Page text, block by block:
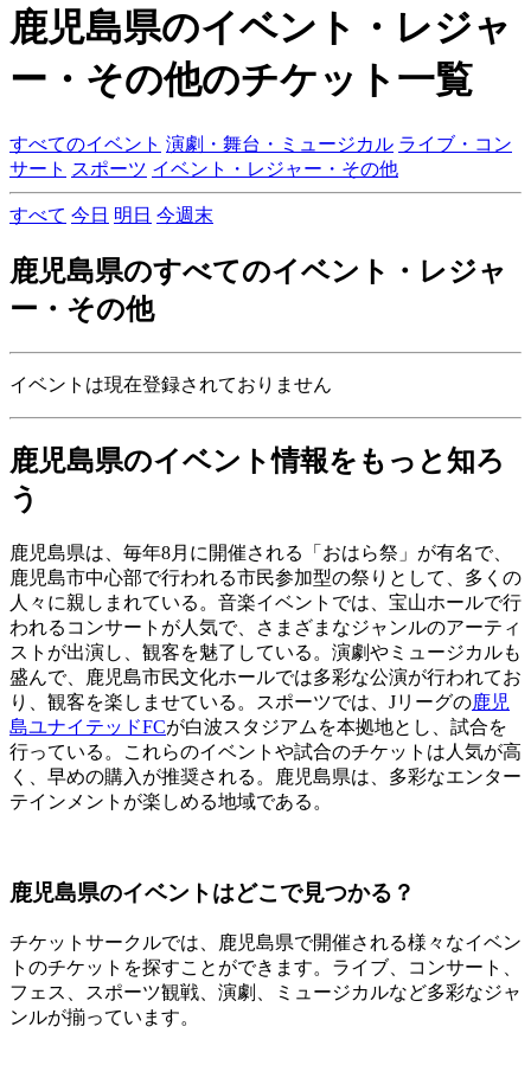
鹿児島県のイベント・レジャ
ー・その他のチケット一覧
すべてのイベント 演劇・舞台・ミュージカル ライブ・コン
サート スポーツ イベント・レジャー・その他
すべて 今日 明日 今週末
鹿児島県のすべてのイベント・レジャ
ー・その他
イベントは現在登録されておりません
鹿児島県のイベント情報をもっと知ろ
う
鹿児島県は、毎年8月に開催される「おはら祭」が有名で、
鹿児島市中心部で行われる市民参加型の祭りとして、多くの
人々に親しまれている。音楽イベントでは、宝山ホールで行
われるコンサートが人気で、さまざまなジャンルのアーティ
ストが出演し、観客を魅了している。演劇やミュージカルも
盛んで、鹿児島市民文化ホールでは多彩な公演が行われてお
り、観客を楽しませている。スポーツでは、Jリーグの鹿児
島ユナイテッドFCが白波スタジアムを本拠地とし、試合を
行っている。これらのイベントや試合のチケットは人気が高
く、早めの購入が推奨される。鹿児島県は、多彩なエンター
テインメントが楽しめる地域である。
鹿児島県のイベントはどこで見つかる？
チケットサークルでは、鹿児島県で開催される様々なイベン
トのチケットを探すことができます。ライブ、コンサート、
フェス、スポーツ観戦、演劇、ミュージカルなど多彩なジャ
ンルが揃っています。